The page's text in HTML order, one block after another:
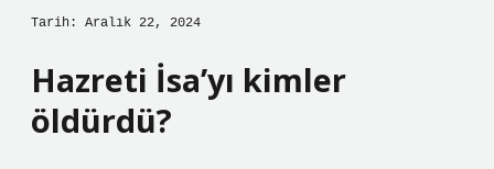
Tarih: Aralık 22, 2024
Hazreti İsa’yı kimler
öldürdü?